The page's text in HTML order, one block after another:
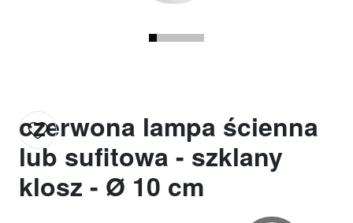
czerwona lampa ścienna
lub sufitowa - szklany
klosz - Ø 10 cm